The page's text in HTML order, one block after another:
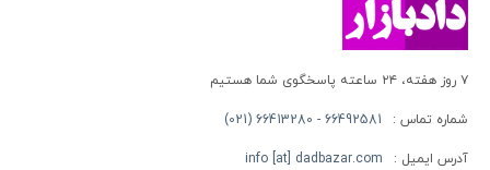
۷ روز هفته، ۲۴ ساعته پاسخگوی شما هستیم
شماره تماس : 66492581 - 66413280 (021)
آدرس ایمیل : info [at] dadbazar.com